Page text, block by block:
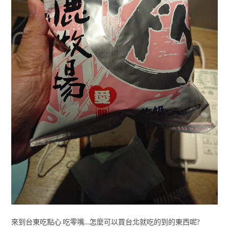
來到台東吃點心 吃零嘴…怎麼可以買台北就吃的到的東西呢?